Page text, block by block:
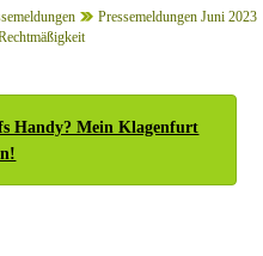
Pressemeldungen Juni 2023
Handy? Mein Klagenfurt